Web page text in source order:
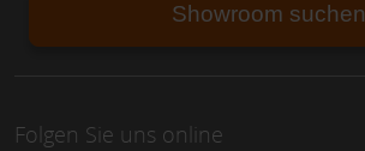
Showroom suchen
Folgen Sie uns online